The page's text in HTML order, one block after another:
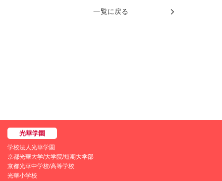
一覧に戻る
学校法人光華学園
京都光華大学/大学院/短期大学部
京都光華中学校/高等学校
光華小学校